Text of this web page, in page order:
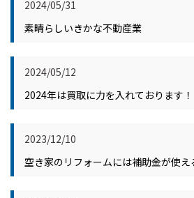
2024/05/31
素晴らしいきかな不動産業
2024/05/12
2024年は買取に力を入れております！
2023/12/10
空き家のリフォームには補助金が使え